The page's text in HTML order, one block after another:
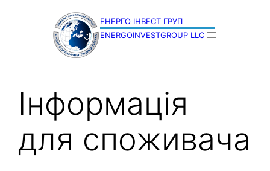
ENERGOINVESTGROUP LLC
Інформація
для споживача